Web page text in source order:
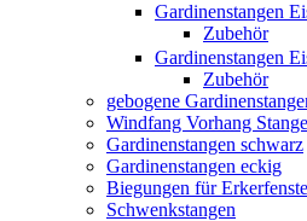
Gardinenstangen
Zubehör
Gardinenstangen
Zubehör
gebogene
Windfang Vorhang
Gardinenstangen schwarz
Gardinenstangen eckig
Biegungen für
Schwenkstangen